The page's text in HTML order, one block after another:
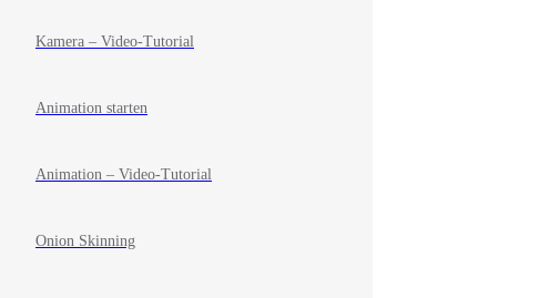
Kamera – Video-Tutorial
Animation starten
Animation – Video-Tutorial
Onion Skinning